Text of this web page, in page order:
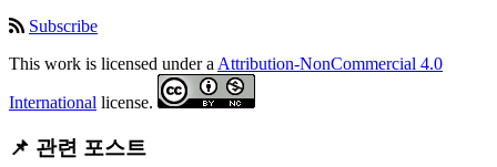
Subscribe
This work is licensed under a Attribution-NonCommercial 4.0
International license.
📌 관련 포스트